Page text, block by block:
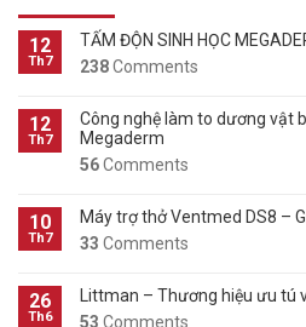
12
Th7
TẤM ĐỘN SINH HỌC
238Comments
12
Th7
Công nghệ làm to dương vật
Megaderm
56Comments
10
Th7
Máy trợ thở Ventmed DS8 –
33 Comments
26
Th6
Littman – Thương hiệu ưu tú
53 Comments